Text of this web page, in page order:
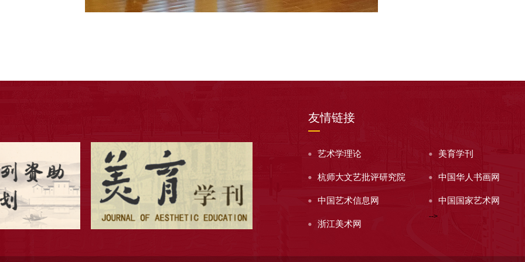
友情链接
艺术学理论 美育学刊
杭师大文艺批评研究院 中国华人书画网
中国艺术信息网 中国国家艺术网
浙江美术网
-->